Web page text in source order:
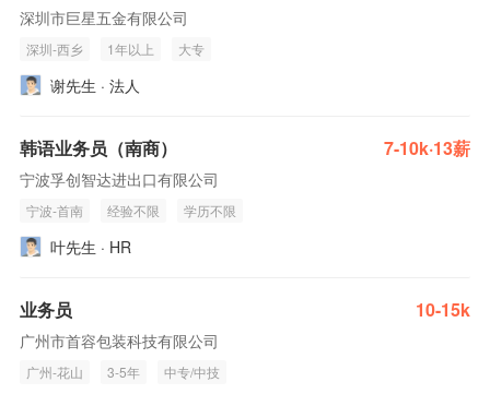
深圳市巨星五金有限公司
深圳-西乡 1年以上 大专
谢先生 · 法人
韩语业务员（南商） 7-10k·13薪
宁波孚创智达进出口有限公司
宁波-首南 经验不限 学历不限
叶先生 · HR
业务员 10-15k
广州市首容包装科技有限公司
广州-花山 3-5年 中专/中技